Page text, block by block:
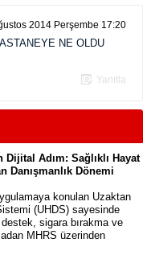
2014 Perşembe 17:20
NE OLDU
Yanıtla
Dijital Adım: Sağlıklı Hayat
Danışmanlık Dönemi
konulan Uzaktan
(UHDS) sayesinde
sigara bırakma ve
MHRS üzerinden